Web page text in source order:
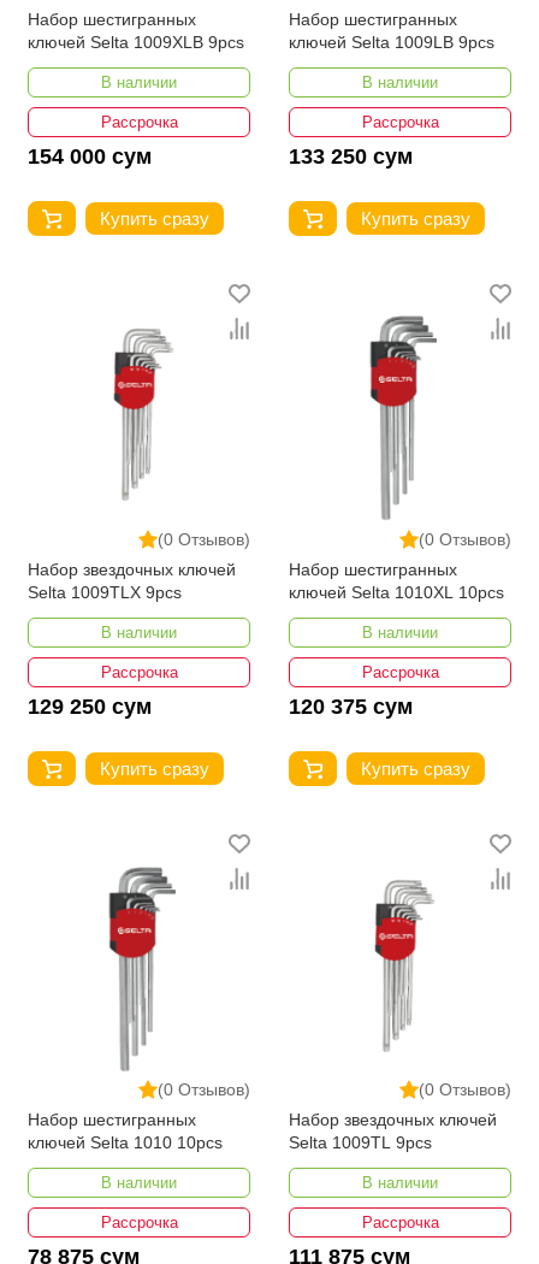
Набор шестигранных
ключей Selta 1009XLB 9pcs
В наличии
Рассрочка
154 000 сум
Купить сразу
Набор шестигранных
ключей Selta 1009LB 9pcs
В наличии
Рассрочка
133 250 сум
Купить сразу
(0 Отзывов)
Набор звездочных ключей
Selta 1009TLX 9pcs
В наличии
Рассрочка
129 250 сум
Купить сразу
(0 Отзывов)
Набор шестигранных
ключей Selta 1010XL 10pcs
В наличии
Рассрочка
120 375 сум
Купить сразу
(0 Отзывов)
Набор шестигранных
ключей Selta 1010 10pcs
В наличии
Рассрочка
78 875 сум
(0 Отзывов)
Набор звездочных ключей
Selta 1009TL 9pcs
В наличии
Рассрочка
111 875 сум